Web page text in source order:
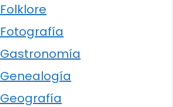
Folklore
Fotografía
Gastronomía
Genealogía
Geografía